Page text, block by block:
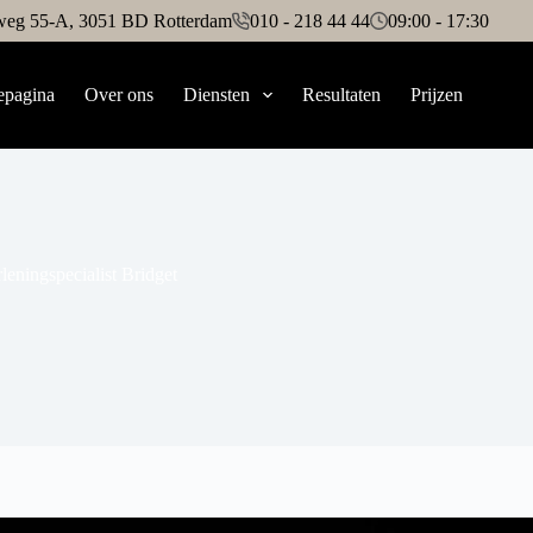
55-A, 3051 BD Rotterdam 010 - 218 44 44 09:00 - 17:30
Over ons Diensten Resultaten Prijzen